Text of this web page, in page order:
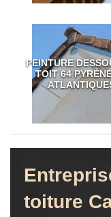
PEINTURE
TOIT 64
toiture